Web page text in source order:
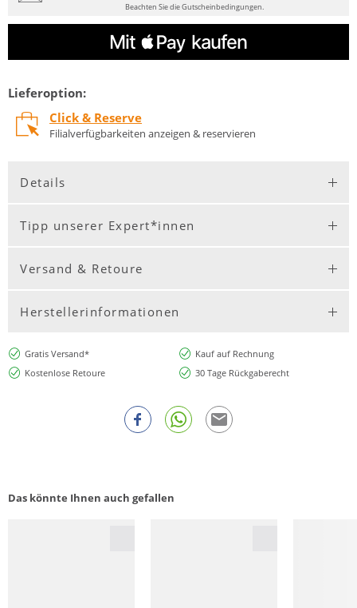
Beachten Sie die Gutscheinbedingungen.
Lieferoption:
Click & Reserve
Filialverfügbarkeiten anzeigen & reservieren
Details
Tipp unserer Expert*innen
Versand & Retoure
Herstellerinformationen
Gratis Versand*
Kauf auf Rechnung
Kostenlose Retoure
30 Tage Rückgaberecht
Das könnte Ihnen auch gefallen